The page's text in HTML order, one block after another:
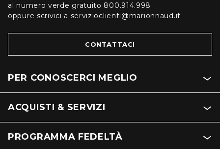
al numero verde gratuito 800.914.998
oppure scrivici a servizioclienti@marionnaud.it
CONTATTACI
PER CONOSCERCI MEGLIO
ACQUISTI & SERVIZI
PROGRAMMA FEDELTÀ